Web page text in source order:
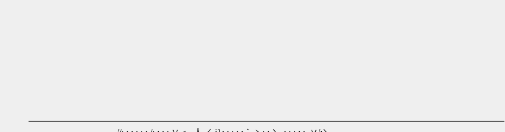
━━━━━━━━━━━━━━━━━━━━━━━━━━━━━━━━━━━━━━━━━━━━━━━━━━